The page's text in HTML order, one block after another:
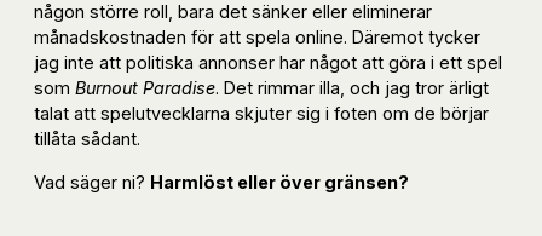
någon större roll, bara det sänker eller eliminerar
månadskostnaden för att spela online. Däremot tycker
jag inte att politiska annonser har något att göra i ett spel
som Burnout Paradise. Det rimmar illa, och jag tror ärligt
talat att spelutvecklarna skjuter sig i foten om de börjar
tillåta sådant.
Vad säger ni? Harmlöst eller över gränsen?